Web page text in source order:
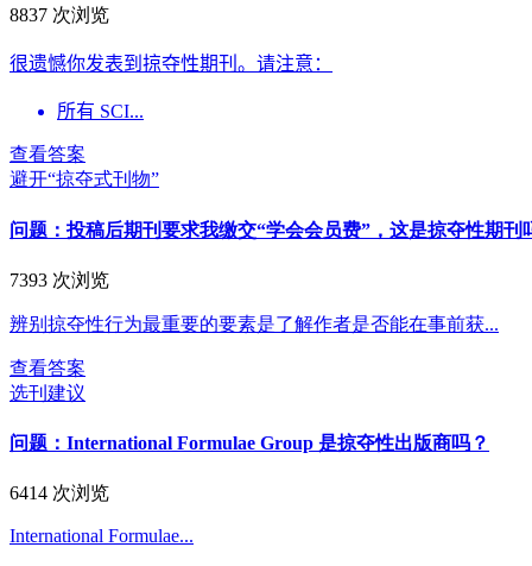
8837 次浏览
很遗憾你发表到掠夺性期刊。请注意：
所有 SCI...
查看答案
避开“掠夺式刊物”
问题：投稿后期刊要求我缴交“学会会员费”，这是掠夺性期刊
7393 次浏览
辨别掠夺性行为最重要的要素是了解作者是否能在事前获...
查看答案
选刊建议
问题： International Formulae Group 是掠夺性出版商吗？
6414 次浏览
International Formulae...